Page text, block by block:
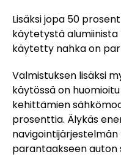
Lisäksi jopa 50
käytetystä alumiinista
käytetty nahka on
Valmistuksen lisäksi
käytössä on
kehittämien
prosenttia. Älykäs
parantaakseen auton